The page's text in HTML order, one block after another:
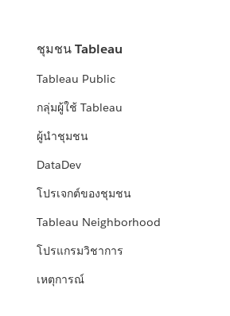
ชุมชน Tableau
Tableau Public
กลุ่มผู้ใช้ Tableau
ผู้นำชุมชน
DataDev
โปรเจกต์ของชุมชน
Tableau Neighborhood
โปรแกรมวิชาการ
เหตุการณ์